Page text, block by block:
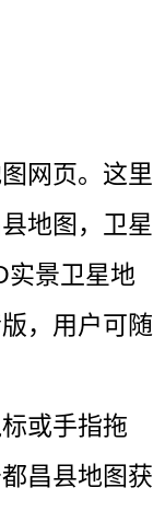
网页。这里
地图，卫星
实景卫星地
，用户可随
或手指拖
昌县地图获